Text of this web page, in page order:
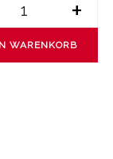
+
WARENKORB